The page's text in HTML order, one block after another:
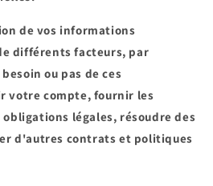
de vos informations
différents facteurs, par
ou pas de ces
votre compte, fournir les
légales, résoudre des
d'autres contrats et politiques